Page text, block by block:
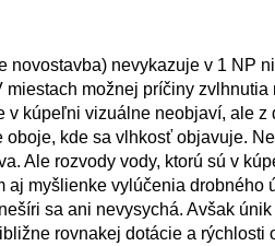
novostavba) nevykazuje v 1 NP
možnej príčiny
kúpeľni vizuálne neobjaví, ale z
kde sa vlhkosť objavuje.
Ale rozvody vody, ktorú sú v
myšlienke vylúčenia drobného
sa ani nevysychá. Avšak
rovnakej dotácie a rýchlosti